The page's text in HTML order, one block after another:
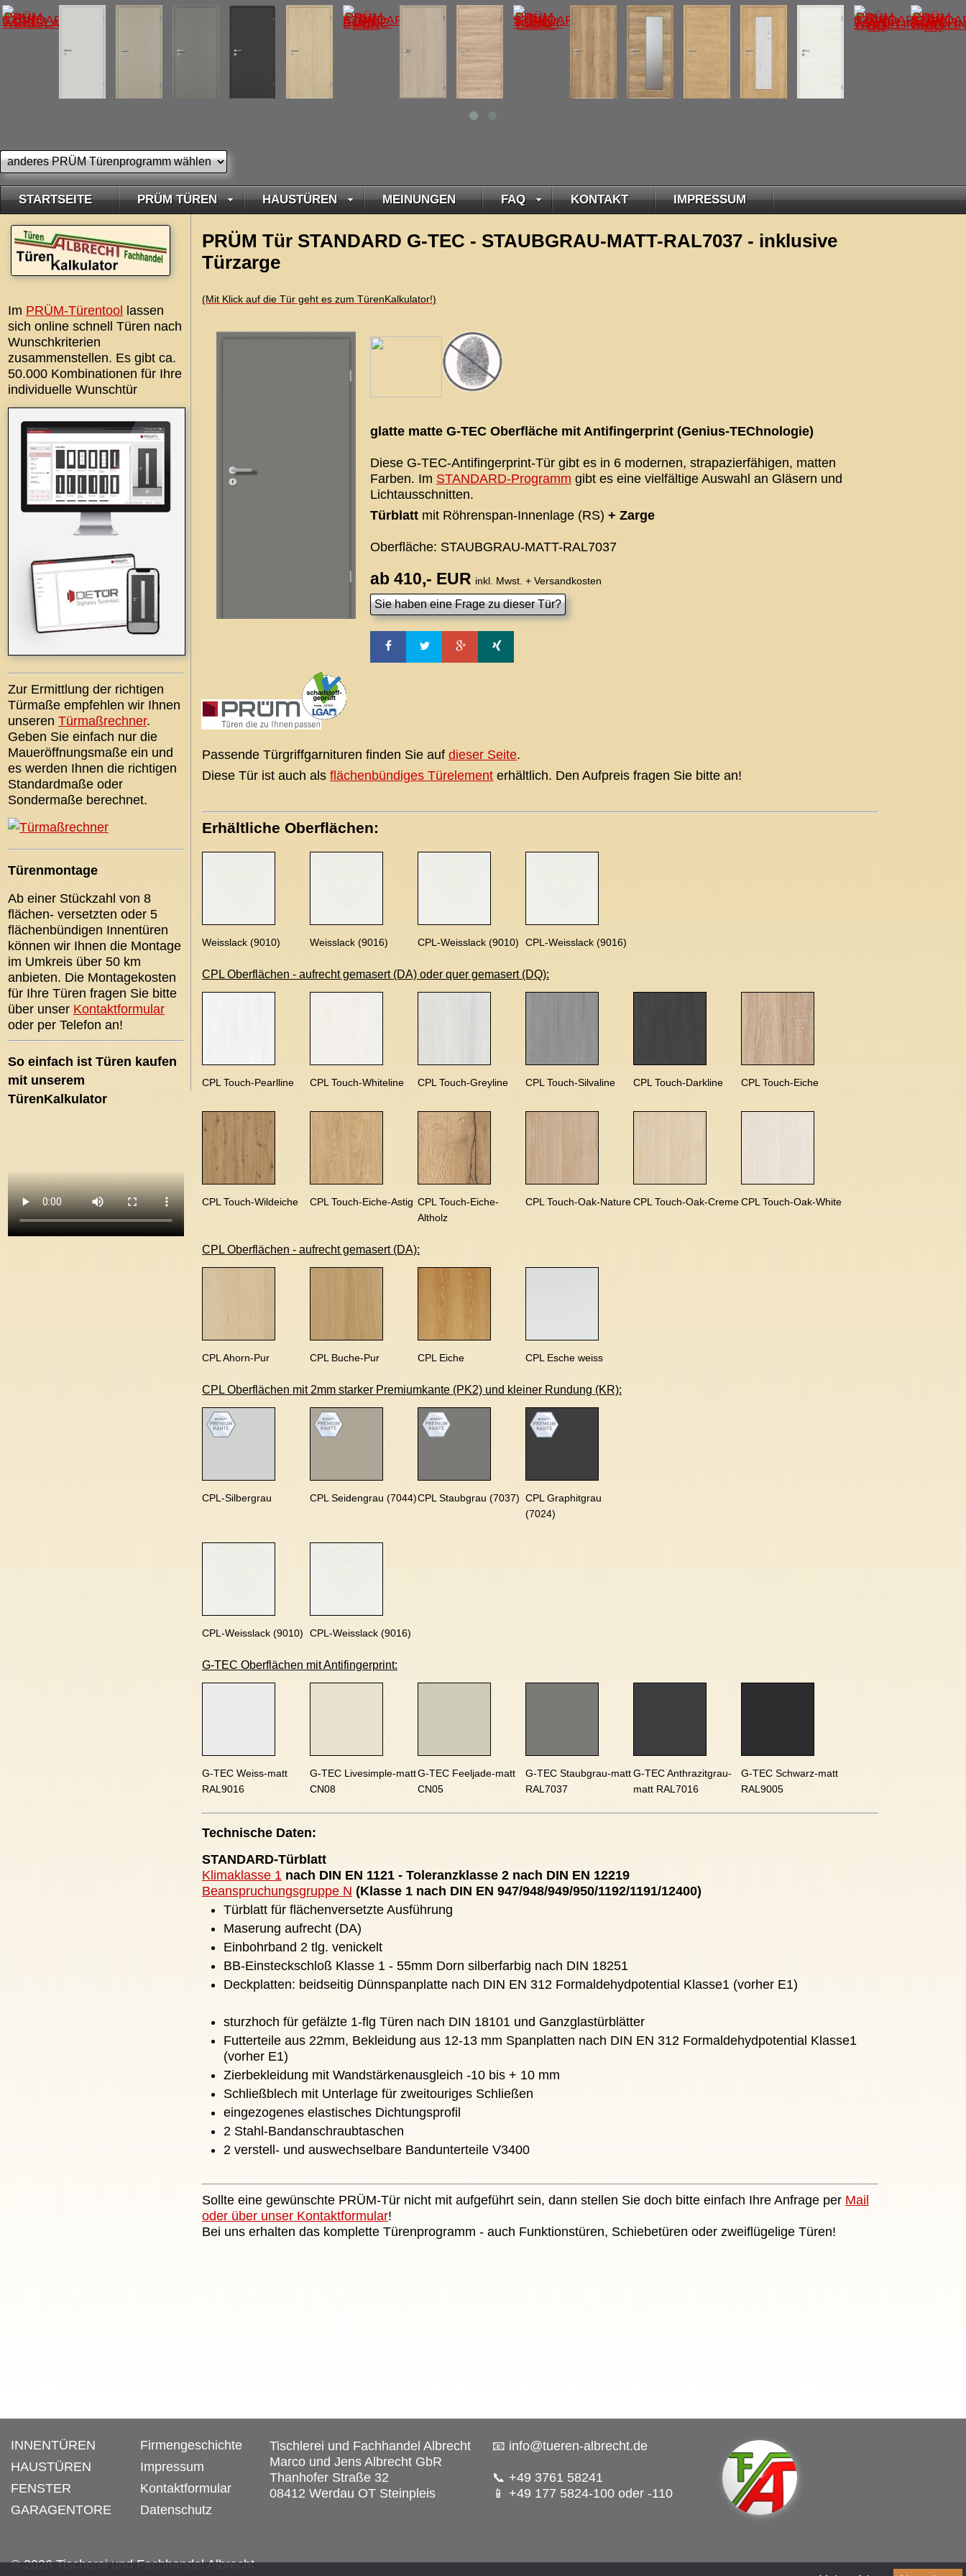
STARTSEITE PRÜM TÜREN HAUSTÜREN MEINUNGEN FAQ KONTAKT IMPRESSUM
PRÜM Tür STANDARD G-TEC - STAUBGRAU-MATT-RAL7037 - inklusive
Türzarge
(Mit Klick auf die Tür geht es zum TürenKalkulator!)
glatte matte G-TEC Oberfläche mit Antifingerprint (Genius-TEChnologie)
Diese G-TEC-Antifingerprint-Tür gibt es in 6 modernen, strapazierfähigen, matten
Farben. Im STANDARD-Programm gibt es eine vielfältige Auswahl an Gläsern und
Lichtausschnitten.
Türblatt mit Röhrenspan-Innenlage (RS) + Zarge
Oberfläche: STAUBGRAU-MATT-RAL7037
ab 410,- EUR inkl. Mwst. + Versandkosten
Passende Türgriffgarnituren finden Sie auf dieser Seite.
Diese Tür ist auch als flächenbündiges Türelement erhältlich. Den Aufpreis fragen Sie bitte an!
Erhältliche Oberflächen:
Weisslack (9010) Weisslack (9016) CPL-Weisslack (9010) CPL-Weisslack (9016)
CPL Oberflächen - aufrecht gemasert (DA) oder quer gemasert (DQ):
CPL Touch-Pearlline CPL Touch-Whiteline CPL Touch-Greyline CPL Touch-Silvaline CPL Touch-Darkline CPL Touch-Eiche
CPL Touch-Wildeiche CPL Touch-Eiche-Astig CPL Touch-Eiche-
Altholz
CPL Touch-Oak-NatureCPL Touch-Oak-CremeCPL Touch-Oak-White
CPL Oberflächen - aufrecht gemasert (DA):
CPL Ahorn-Pur CPL Buche-Pur CPL Eiche CPL Esche weiss
CPL Oberflächen mit 2mm starker Premiumkante (PK2) und kleiner Rundung (KR):
CPL-Silbergrau CPL Seidengrau (7044)CPL Staubgrau (7037) CPL Graphitgrau
(7024)
CPL-Weisslack (9010) CPL-Weisslack (9016)
G-TEC Oberflächen mit Antifingerprint:
G-TEC Weiss-matt
RAL9016
G-TEC Livesimple-matt
CN08
G-TEC Feeljade-matt
CN05
G-TEC Staubgrau-matt
RAL7037
G-TEC Anthrazitgrau-
matt RAL7016
G-TEC Schwarz-matt
RAL9005
Technische Daten:
STANDARD-Türblatt
Klimaklasse 1 nach DIN EN 1121 - Toleranzklasse 2 nach DIN EN 12219
Beanspruchungsgruppe N (Klasse 1 nach DIN EN 947/948/949/950/1192/1191/12400)
Türblatt für flächenversetzte Ausführung
Maserung aufrecht (DA)
Einbohrband 2 tlg. venickelt
BB-Einsteckschloß Klasse 1 - 55mm Dorn silberfarbig nach DIN 18251
Deckplatten: beidseitig Dünnspanplatte nach DIN EN 312 Formaldehydpotential Klasse1 (vorher E1)
sturzhoch für gefälzte 1-flg Türen nach DIN 18101 und Ganzglastürblätter
Futterteile aus 22mm, Bekleidung aus 12-13 mm Spanplatten nach DIN EN 312 Formaldehydpotential Klasse1
(vorher E1)
Zierbekleidung mit Wandstärkenausgleich -10 bis + 10 mm
Schließblech mit Unterlage für zweitouriges Schließen
eingezogenes elastisches Dichtungsprofil
2 Stahl-Bandanschraubtaschen
2 verstell- und auswechselbare Bandunterteile V3400
Sollte eine gewünschte PRÜM-Tür nicht mit aufgeführt sein, dann stellen Sie doch bitte einfach Ihre Anfrage per Mail
oder über unser Kontaktformular!
Bei uns erhalten das komplette Türenprogramm - auch Funktionstüren, Schiebetüren oder zweiflügelige Türen!
Im PRÜM-Türentool
lassen
sich online schnell Türen nach
Wunschkriterien
zusammenstellen. Es gibt ca.
50.000 Kombinationen für Ihre
individuelle Wunschtür
Zur Ermittlung der richtigen
Türmaße empfehlen wir Ihnen
unseren Türmaßrechner.
Geben Sie einfach nur die
Maueröffnungsmaße ein und
es werden Ihnen die richtigen
Standardmaße oder
Sondermaße berechnet.
Türenmontage
Ab einer Stückzahl von 8
flächen- versetzten oder 5
flächenbündigen Innentüren
können wir Ihnen die Montage
im Umkreis über 50 km
anbieten. Die Montagekosten
für Ihre Türen fragen Sie bitte
über unser Kontaktformular
oder per Telefon an!
So einfach ist Türen kaufen
mit unserem
TürenKalkulator
INNENTÜREN
HAUSTÜREN
FENSTER
GARAGENTORE
Firmengeschichte
Impressum
Kontaktformular
Datenschutz
Tischlerei und Fachhandel Albrecht
Marco und Jens Albrecht GbR
Thanhofer Straße 32
08412 Werdau OT Steinpleis
📧 info@tueren-albrecht.de
📞 +49 3761 58241
📱 +49 177 5824-100 oder -110
© 2026Tischerei und Fachhandel Albrecht